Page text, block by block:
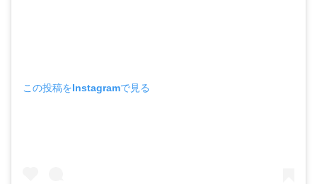
この投稿をInstagramで見る